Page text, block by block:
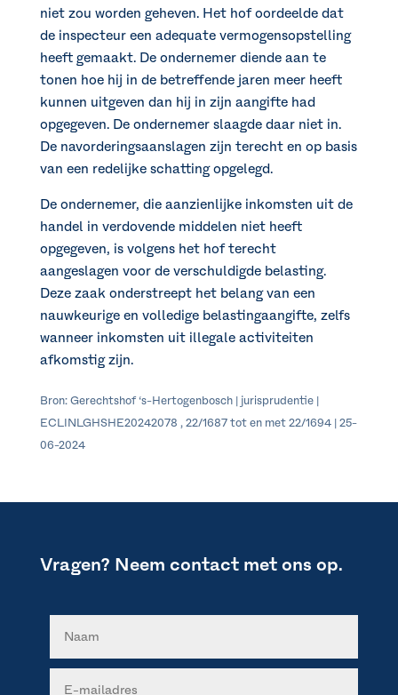
niet zou worden geheven. Het hof oordeelde dat
de inspecteur een adequate vermogensopstelling
heeft gemaakt. De ondernemer diende aan te
tonen hoe hij in de betreffende jaren meer heeft
kunnen uitgeven dan hij in zijn aangifte had
opgegeven. De ondernemer slaagde daar niet in.
De navorderingsaanslagen zijn terecht en op basis
van een redelijke schatting opgelegd.
De ondernemer, die aanzienlijke inkomsten uit de
handel in verdovende middelen niet heeft
opgegeven, is volgens het hof terecht
aangeslagen voor de verschuldigde belasting.
Deze zaak onderstreept het belang van een
nauwkeurige en volledige belastingaangifte, zelfs
wanneer inkomsten uit illegale activiteiten
afkomstig zijn.
Bron: Gerechtshof ‘s-Hertogenbosch | jurisprudentie |
ECLINLGHSHE20242078 , 22/1687 tot en met 22/1694 | 25-
06-2024
Vragen? Neem contact met ons op.